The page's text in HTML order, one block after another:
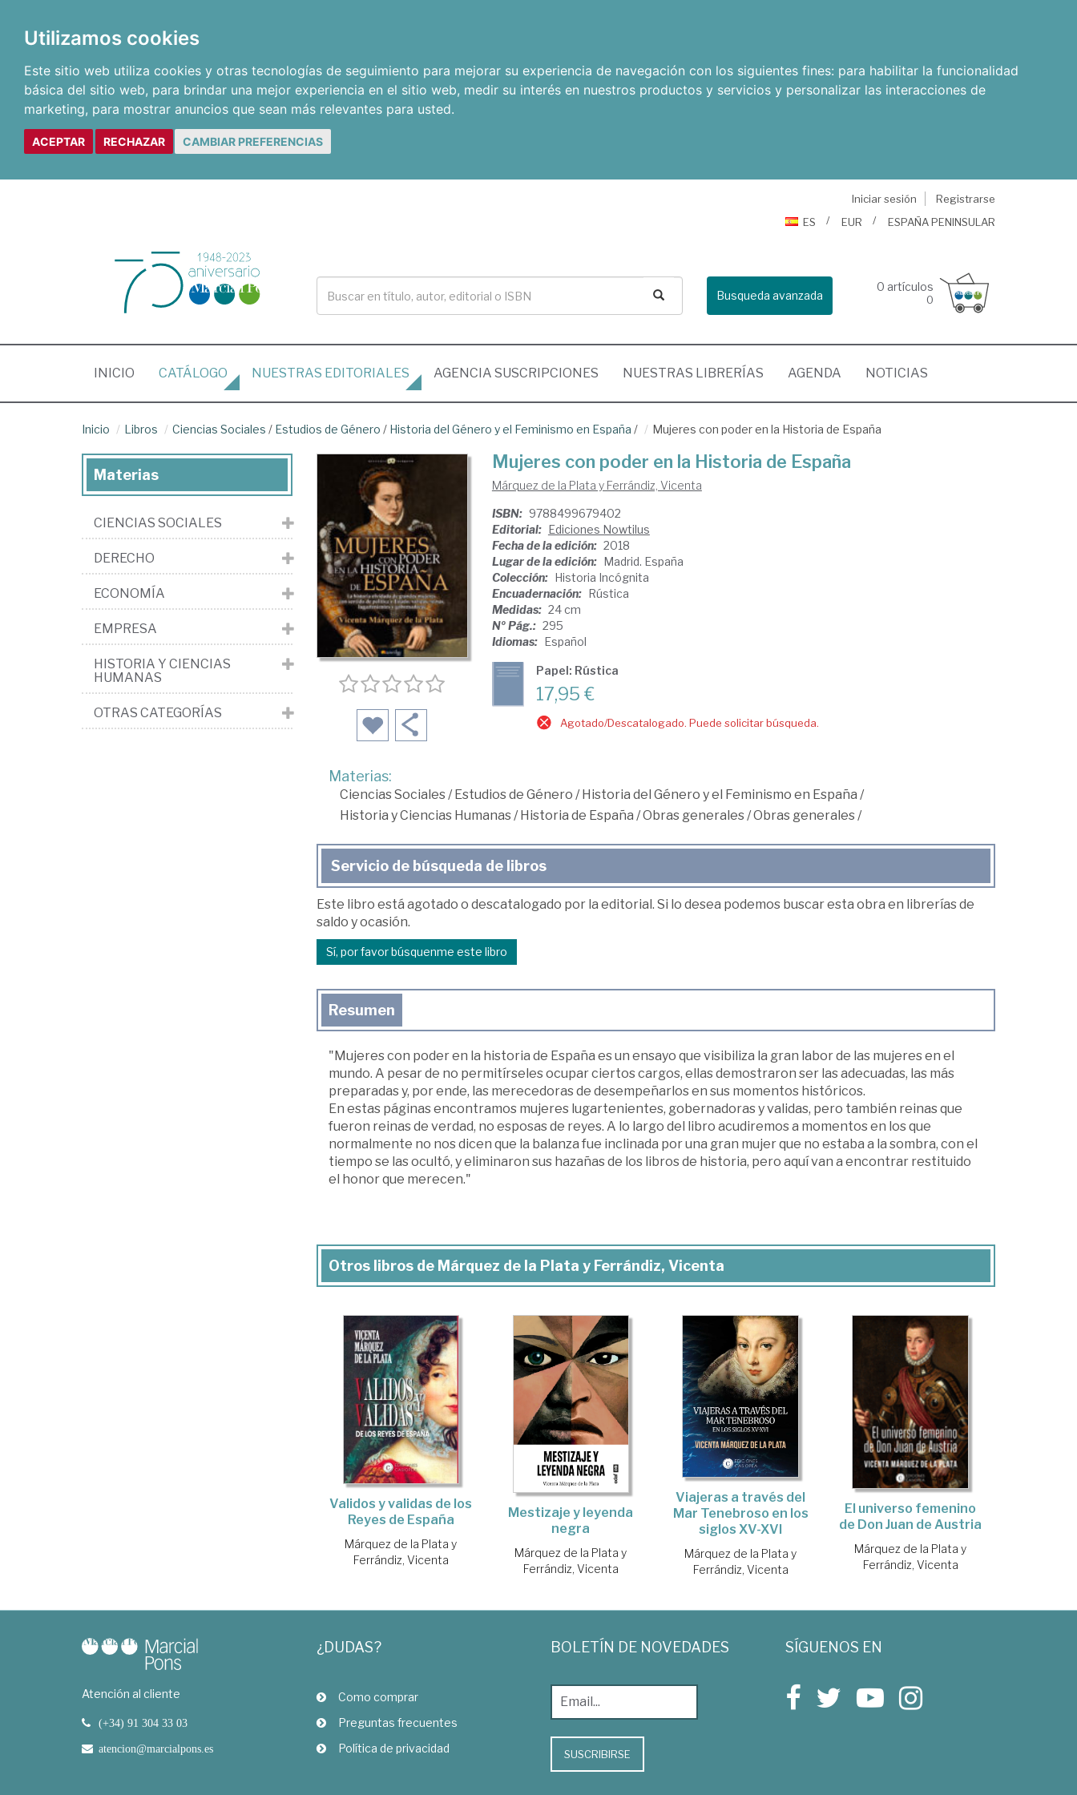
Utilizamos cookies
Este sitio web utiliza cookies y otras tecnologías de seguimiento para mejorar su experiencia de navegación con los siguientes fines: para habilitar la funcionalidad
básica del sitio web, para brindar una mejor experiencia en el sitio web, medir su interés en nuestros productos y servicios y personalizar las interacciones de
marketing, para mostrar anuncios que sean más relevantes para usted.
ACEPTAR RECHAZAR CAMBIAR PREFERENCIAS
Iniciar sesión
Registrarse
ES
EUR ESPAÑA PENINSULAR
Busqueda avanzada
0 artículos
0
INICIO (CURRENT)
CATÁLOGO NUESTRAS EDITORIALES AGENCIA SUSCRIPCIONES NUESTRAS LIBRERÍAS AGENDA NOTICIAS
Inicio Libros Ciencias Sociales / Estudios de Género / Historia del Género y el Feminismo en España / Mujeres con poder en la Historia de España
Mujeres con poder en la Historia de España
Márquez de la Plata y Ferrándiz, Vicenta
ISBN: 9788499679402
Editorial: Ediciones Nowtilus
Fecha de la edición: 2018
Lugar de la edición: Madrid. España
Colección: Historia Incógnita
Encuadernación: Rústica
Medidas: 24 cm
Nº Pág.: 295
Idiomas: Español
Papel: Rústica
17,95 €
Agotado/Descatalogado. Puede solicitar búsqueda.
Materias:
Ciencias Sociales/Estudios de Género /Historia del Género y el Feminismo en España /
Historia y Ciencias Humanas/Historia de España /Obras generales/Obras generales/
Servicio de búsqueda de libros
Este libro está agotado o descatalogado por la editorial. Si lo desea podemos buscar esta obra en librerías de
saldo y ocasión.
Sí, por favor búsquenme este libro
Resumen
"Mujeres con poder en la historia de España es un ensayo que visibiliza la gran labor de las mujeres en el
mundo. A pesar de no permitírseles ocupar ciertos cargos, ellas demostraron ser las adecuadas, las más
preparadas y, por ende, las merecedoras de desempeñarlos en sus momentos históricos.
En estas páginas encontramos mujeres lugartenientes, gobernadoras y validas, pero también reinas que
fueron reinas de verdad, no esposas de reyes. A lo largo del libro acudiremos a momentos en los que
normalmente no nos dicen que la balanza fue inclinada por una gran mujer que no estaba a la sombra, con el
tiempo se las ocultó, y eliminaron sus hazañas de los libros de historia, pero aquí van a encontrar restituido
el honor que merecen."
Otros libros de Márquez de la Plata y Ferrándiz, Vicenta
Validos y validas de los
Reyes de España
Márquez de la Plata y
Ferrándiz, Vicenta
Mestizaje y leyenda
negra
Márquez de la Plata y
Ferrándiz, Vicenta
Viajeras a través del
Mar Tenebroso en los
siglos XV-XVI
Márquez de la Plata y
Ferrándiz, Vicenta
El universo femenino
de Don Juan de Austria
Márquez de la Plata y
Ferrándiz, Vicenta
Materias
CIENCIAS SOCIALES
DERECHO
ECONOMÍA
EMPRESA
HISTORIA Y CIENCIAS
HUMANAS
OTRAS CATEGORÍAS
Atención al cliente
(+34) 91 304 33 03
atencion@marcialpons.es
¿DUDAS?
Como comprar
Preguntas frecuentes
Política de privacidad
BOLETÍN DE NOVEDADES
SUSCRIBIRSE
SÍGUENOS EN